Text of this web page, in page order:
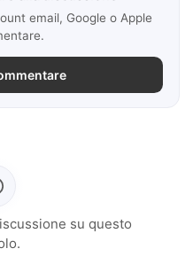
email, Google o Apple
su questo